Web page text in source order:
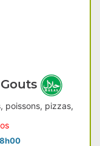
poissons, pizzas,